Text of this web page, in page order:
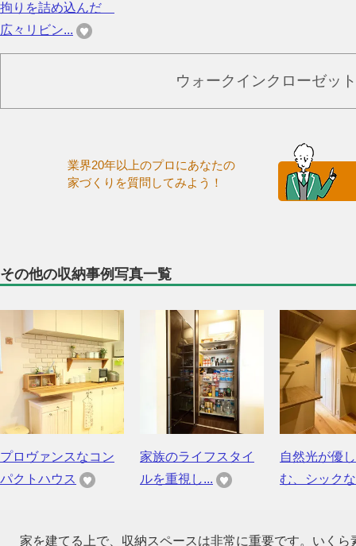
拘りを詰め込んだ
広々リビン...
ウォークインクローゼッ
業界20年以上のプロにあなたの
家づくりを質問してみよう！
その他の収納事例写真一覧
プロヴァンスなコン
パクトハウス
家族のライフスタイ
ルを重視し...
自然光が優
む、シック
家を建てる上で、収納スペースは非常に重要です。いく